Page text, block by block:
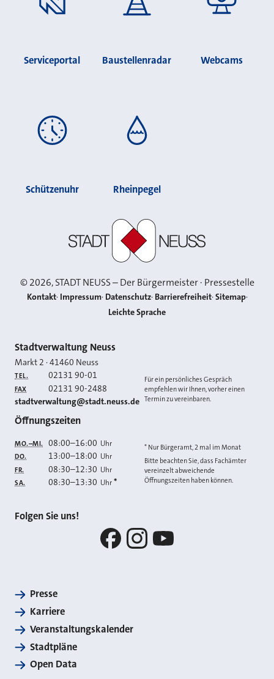
Serviceportal Baustellenradar Webcams
Schützenuhr Rheinpegel
©2026, STADT NEUSS – Der Bürgermeister · Pressestelle
Kontakt Impressum Datenschutz Barrierefreiheit Sitemap
Leichte Sprache
Kontakt
Stadtverwaltung Neuss
Markt 2 ·41460 Neuss
TEL. 02131 90-01
FAX 02131 90-2488
E-MAIL
stadtverwaltung@stadt.neuss.de
Für ein persönliches Gespräch
empfehlen wir Ihnen, vorher einen
Termin zu vereinbaren.
Öffnungszeiten
MO.–MI. 08:00–16:00 Uhr
DO. 13:00–18:00 Uhr
FR. 08:30–12:30 Uhr
SA. 08:30–13:30 Uhr *
* Nur Bürgeramt, 2 mal im Monat
Bitte beachten Sie, dass Fachämter
vereinzelt abweichende
Öffnungszeiten haben können.
Folgen Sie uns!
Presse
Karriere
Veranstaltungskalender
Stadtpläne
Open Data